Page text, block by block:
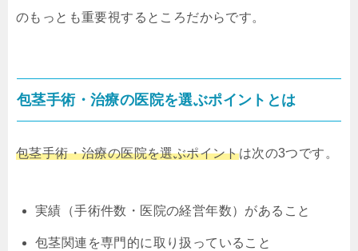
のもっとも重要視するところだからです。
包茎手術・治療の医院を選ぶポイントとは
包茎手術・治療の医院を選ぶポイントは次の3つです。
実績（手術件数・医院の経営年数）があること
包茎関連を専門的に取り扱っていること